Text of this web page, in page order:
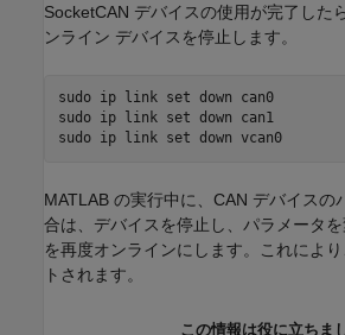
SocketCAN デバイスの使用が完了した
ンライン デバイスを停止します。
sudo ip link set down can0
sudo ip link set down can1
sudo ip link set down vcan0
MATLAB の実行中に、CAN デバイスの
合は、デバイスを停止し、パラメータ
を再度オンラインにします。これによ
トされます。
この情報は役に立ちま